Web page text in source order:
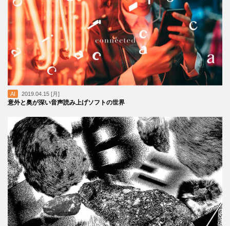
AI 2019.04.15 [月]
意外と奥が深い音声読み上げソフトの世界